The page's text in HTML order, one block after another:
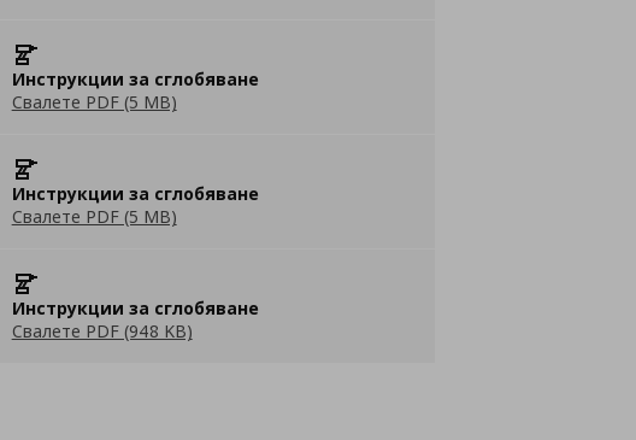
Инструкции за сглобяване
Свалете PDF (5 MB)
Инструкции за сглобяване
Свалете PDF (5 MB)
Инструкции за сглобяване
Свалете PDF (948 KB)